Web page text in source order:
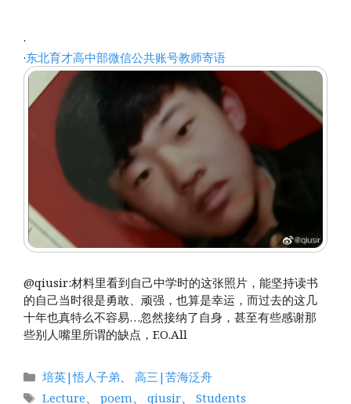
·
·东北育才高中部微信公共账号教师寄语
@qiusir:材料里看到自己中学时的这张照片，能坚持读书
的自己当时很是勇敢、顽强，也算是幸运，而过去的这几
十年也真特么不容易…忽然接纳了自身，甚至有些感谢那
些别人嘴里所谓的缺点，F.O.All
分
类
培英|悟人子弟
高三|苦海泛舟
标
Lecture poem qiusir
Students